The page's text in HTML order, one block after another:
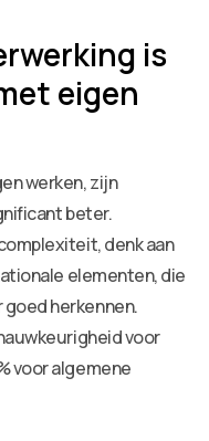
is
eigen
werken, zijn
beter.
denk aan
elementen, die
herkennen.
voor
voor algemene